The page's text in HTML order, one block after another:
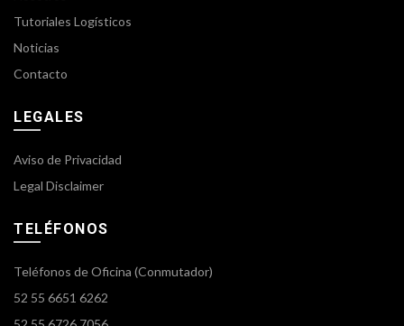
Tutoriales Logísticos
Noticias
Contacto
LEGALES
Aviso de Privacidad
Legal Disclaimer
TELÉFONOS
Teléfonos de Oficina (Conmutador)
52 55 6651 6262